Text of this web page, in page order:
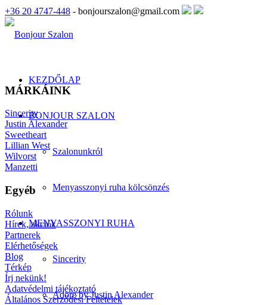
+36 20 4747-448 - bonjourszalon@gmail.com
KEZDŐLAP
BONJOUR SZALON
Szalonunkról
Menyasszonyi ruha kölcsönzés
MENYASSZONYI RUHA
Sincerity
Adore by Justin Alexander
MÁRKÁINK
Sincerity
Justin Alexander
Sweetheart
Lillian West
Wilvorst
Manzetti
Egyéb
Rólunk
Hírek, akciók
Partnerek
Elérhetőségek
Blog
Térkép
Írj nekünk!
Adatvédelmi tájékoztató
Általános Szerződési Feltételek